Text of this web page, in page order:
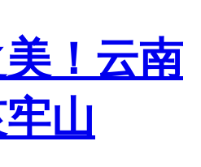
！云南
山